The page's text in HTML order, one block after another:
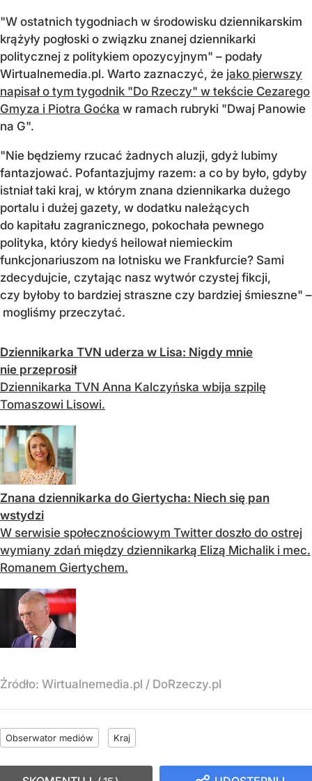
"W ostatnich tygodniach w środowisku dziennikarskim
krążyły pogłoski o związku znanej dziennikarki
politycznej z politykiem opozycyjnym" – podały
Wirtualnemedia.pl. Warto zaznaczyć, że jako pierwszy
napisał o tym tygodnik "Do Rzeczy" w tekście Cezarego
Gmyza i Piotra Goćka w ramach rubryki "Dwaj Panowie
na G".
"Nie będziemy rzucać żadnych aluzji, gdyż lubimy
fantazjować. Pofantazjujmy razem: a co by było, gdyby
istniał taki kraj, w którym znana dziennikarka dużego
portalu i dużej gazety, w dodatku należących
do kapitału zagranicznego, pokochała pewnego
polityka, który kiedyś heilował niemieckim
funkcjonariuszom na lotnisku we Frankfurcie? Sami
zdecydujcie, czytając nasz wytwór czystej fikcji,
czy byłoby to bardziej straszne czy bardziej śmieszne" –
mogliśmy przeczytać.
Dziennikarka TVN uderza w Lisa: Nigdy mnie
nie przeprosił
Dziennikarka TVN Anna Kalczyńska wbija szpilę
Tomaszowi Lisowi.
Znana dziennikarka do Giertycha: Niech się pan
wstydzi
W serwisie społecznościowym Twitter doszło do ostrej
wymiany zdań między dziennikarką Elizą Michalik i mec.
Romanem Giertychem.
Źródło: Wirtualnemedia.pl / DoRzeczy.pl
Obserwator mediów Kraj